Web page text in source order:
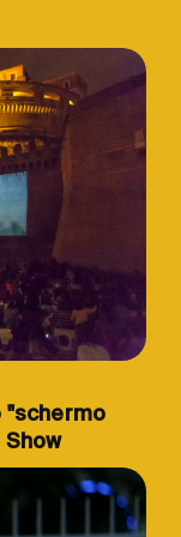
"schermo
Show